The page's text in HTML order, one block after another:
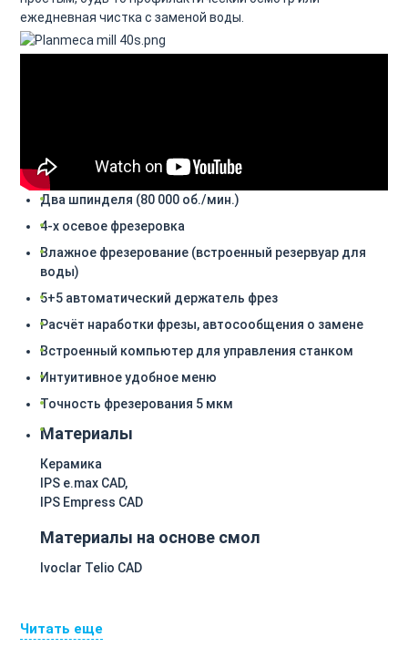
ежедневная чистка с заменой воды.
Два шпинделя (80 000 об./мин.)
4-х осевое фрезеровка
Влажное фрезерование (встроенный резервуар для
воды)
5+5 автоматический держатель фрез
Расчёт наработки фрезы, автосообщения о замене
Встроенный компьютер для управления станком
Интуитивное удобное меню
Точность фрезерования 5 мкм
Материалы
Керамика
IPS e.max CAD,
IPS Empress CAD
Материалы на основе смол
Ivoclar Telio CAD
Читать еще